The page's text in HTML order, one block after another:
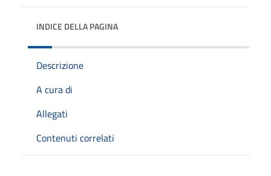
INDICE DELLA PAGINA
Descrizione
A cura di
Allegati
Contenuti correlati